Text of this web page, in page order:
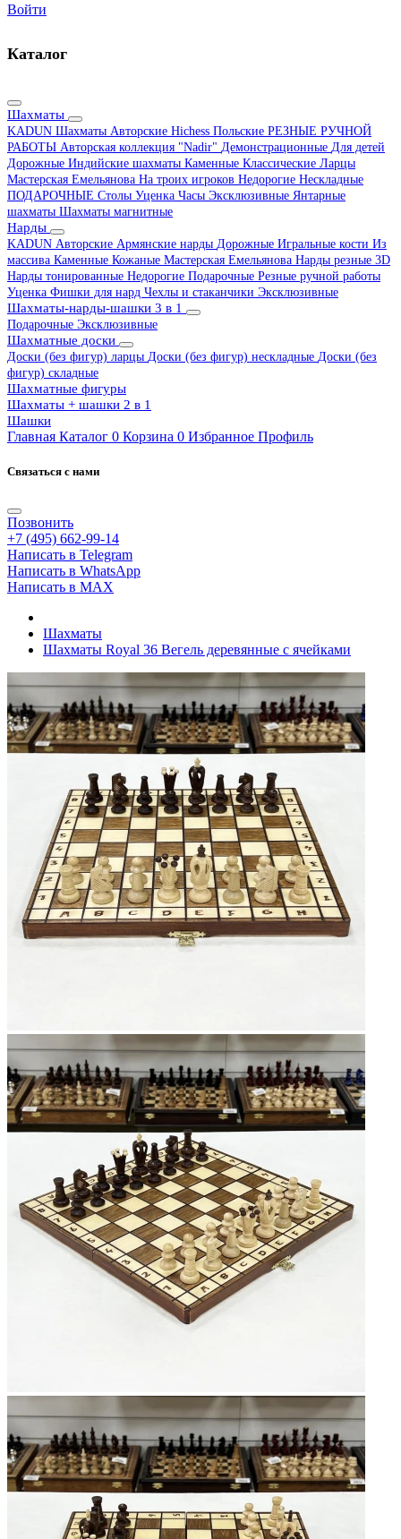
Войти
Каталог
Шахматы
KADUN Шахматы Авторские Hichess Польские РЕЗНЫЕ РУЧНОЙ
РАБОТЫ Авторская коллекция "Nadir" Демонстрационные Для детей
Дорожные Индийские шахматы Каменные Классические Ларцы
Мастерская Емельянова На троих игроков Недорогие Нескладные
ПОДАРОЧНЫЕ Столы Уценка Часы Эксклюзивные Янтарные
шахматы Шахматы магнитные
Нарды
KADUN Авторские Армянские нарды Дорожные Игральные кости Из
массива Каменные Кожаные Мастерская Емельянова Нарды резные 3D
Нарды тонированные Недорогие Подарочные Резные ручной работы
Уценка Фишки для нард Чехлы и стаканчики Эксклюзивные
Шахматы-нарды-шашки 3 в 1
Подарочные Эксклюзивные
Шахматные доски
Доски (без фигур) ларцы Доски (без фигур) нескладные Доски (без
фигур) складные
Шахматные фигуры
Шахматы + шашки 2 в 1
Шашки
Главная Каталог 0 Корзина 0 Избранное Профиль
Связаться с нами
Позвонить
+7 (495) 662-99-14
Написать в Telegram
Написать в WhatsApp
Написать в MAX
Шахматы
Шахматы Royal 36 Вегель деревянные с ячейками